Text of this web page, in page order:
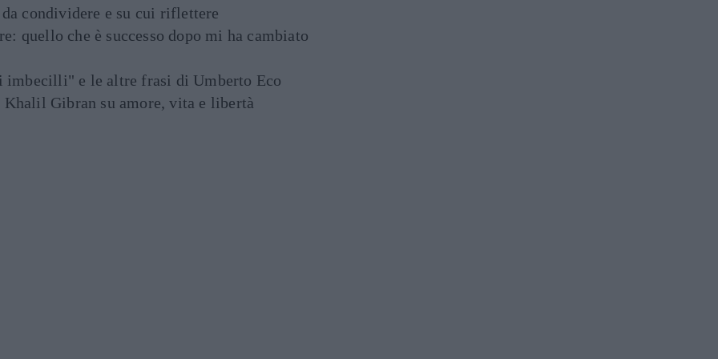
condividere e su cui riflettere
quello che è successo dopo mi ha cambiato
e le altre frasi di Umberto Eco
Gibran su amore, vita e libertà